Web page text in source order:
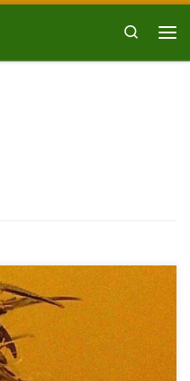
Search
nasion konopi,